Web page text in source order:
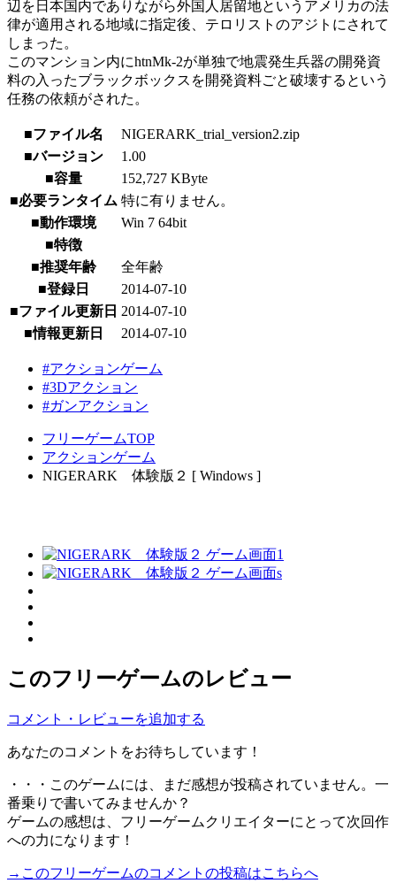
辺を日本国内でありながら外国人居留地というアメリカの法
律が適用される地域に指定後、テロリストのアジトにされて
しまった。
このマンション内にhtnMk-2が単独で地震発生兵器の開発資
料の入ったブラックボックスを開発資料ごと破壊するという
任務の依頼がされた。
■ファイル名
NIGERARK_trial_version2.zip
■バージョン
1.00
■容量
152,727 KByte
■必要ランタイム 特に有りません。
■動作環境
Win 7 64bit
■特徴
■推奨年齢
全年齢
■登録日
2014-07-10
■ファイル更新日 2014-07-10
■情報更新日
2014-07-10
#アクションゲーム
#3Dアクション
#ガンアクション
フリーゲームTOP
アクションゲーム
NIGERARK 体験版２ [ Windows ]
このフリーゲームのレビュー
コメント・レビューを追加する
あなたのコメントをお待ちしています！
・・・このゲームには、まだ感想が投稿されていません。一
番乗りで書いてみませんか？
ゲームの感想は、フリーゲームクリエイターにとって次回作
への力になります！
→このフリーゲームのコメントの投稿はこちらへ